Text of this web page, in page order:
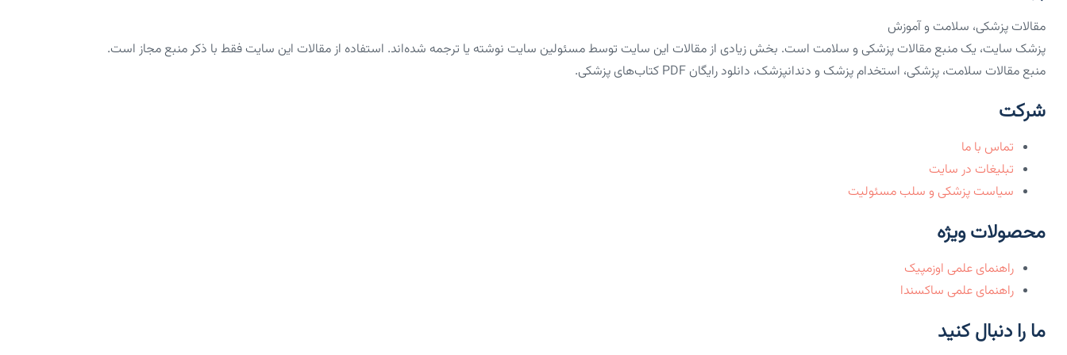
مقالات پزشکی، سلامت و آموزش
پزشک سایت، یک منبع مقالات پزشکی و سلامت است. بخش زیادی از مقالات این سایت توسط مسئولین سایت نوشته یا ترجمه شده‌اند. استفاده از مقالات این سایت فقط با ذکر منبع مجاز است.
منبع مقالات سلامت، پزشکی، استخدام پزشک و دندانپزشک، دانلود رایگان PDF کتاب‌های پزشکی.
شرکت
تماس با ما
تبلیغات در سایت
سیاست پزشکی و سلب مسئولیت
محصولات ویژه
راهنمای علمی اوزمپیک
راهنمای علمی ساکسندا
ما را دنبال کنید